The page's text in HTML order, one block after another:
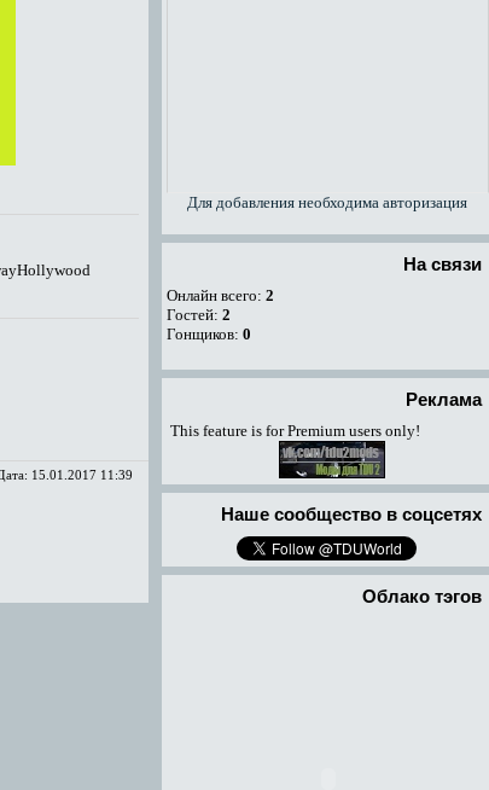
15.01.2017 11:39
Для добавления необходима авторизация
На связи
Онлайн всего: 2
Гостей: 2
Гонщиков: 0
Реклама
This feature is for Premium users only!
Наше сообщество в соцсетях
Облако тэгов